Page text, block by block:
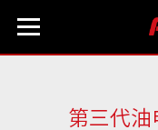
第一代